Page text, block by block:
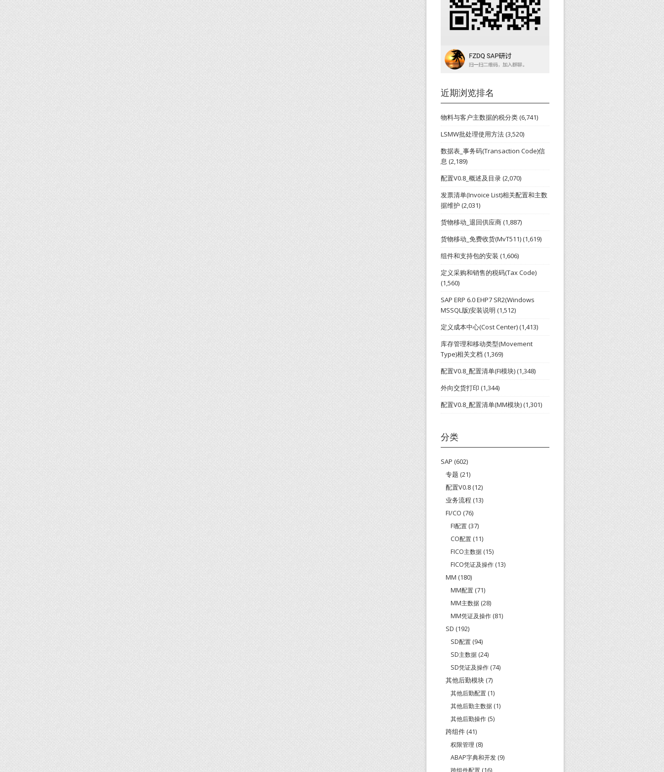
近期浏览排名
物料与客户主数据的税分类(6,741)
LSMW批处理使用方法(3,520)
数据表_事务码(Transaction Code)信
息 (2,189)
配置V0.8_概述及目录(2,070)
发票清单(Invoice List)相关配置和主数
据维护 (2,031)
货物移动_退回供应商(1,887)
货物移动_免费收货(MvT511)(1,619)
组件和支持包的安装 (1,606)
定义采购和销售的税码(Tax Code)
(1,560)
SAP ERP 6.0 EHP7 SR2(Windows
MSSQL版)安装说明 (1,512)
定义成本中心(Cost Center)(1,413)
库存管理和移动类型(Movement
Type)相关文档 (1,369)
配置V0.8_配置清单(FI模块)(1,348)
外向交货打印 (1,344)
配置V0.8_配置清单(MM模块)(1,301)
分类
SAP (602)
专题 (21)
配置V0.8 (12)
业务流程 (13)
FI/CO (76)
FI配置 (37)
CO配置 (11)
FICO主数据 (15)
FICO凭证及操作 (13)
MM (180)
MM配置 (71)
MM主数据 (28)
MM凭证及操作 (81)
SD (192)
SD配置 (94)
SD主数据 (24)
SD凭证及操作 (74)
其他后勤模块 (7)
其他后勤配置 (1)
其他后勤主数据 (1)
其他后勤操作 (5)
跨组件 (41)
权限管理 (8)
ABAP字典和开发 (9)
跨组件配置 (16)